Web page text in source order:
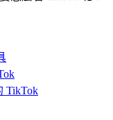
TikTok